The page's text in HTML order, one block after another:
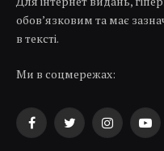
обов’язковим та має
в тексті.
Ми в соцмережах:
FacebookTwitterInstagram